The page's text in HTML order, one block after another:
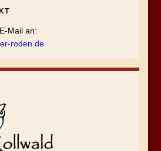
Mail an:
roden.de